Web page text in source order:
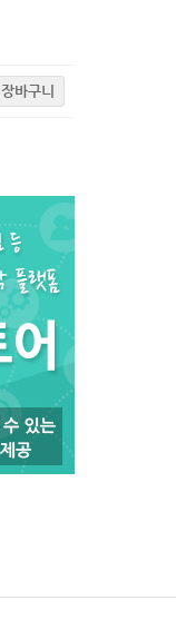
장바구니